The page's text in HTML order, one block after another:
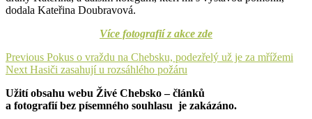
dodala Kateřina Doubravová.
Více fotografií z akce zde
Navigace
pro
příspěvek
Previous Previous
post:
Pokus o vraždu na Chebsku, podezřelý už je za mřížemi
Next Next
Hasiči zasahují u rozsáhlého požáru
Užití obsahu webu Živé Chebsko – článků
a fotografií bez písemného souhlasu je zakázáno.